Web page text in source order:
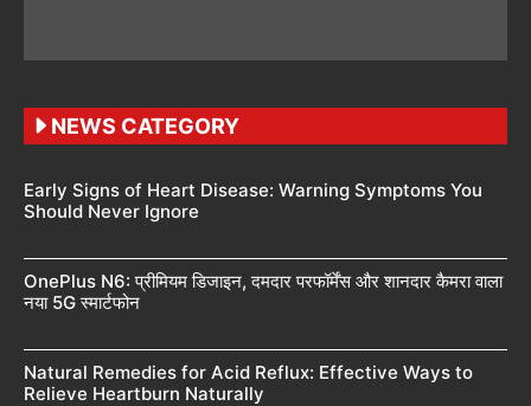
NEWS CATEGORY
Early Signs of Heart Disease: Warning Symptoms You
Should Never Ignore
OnePlus N6: प्रीमियम डिजाइन, दमदार परफॉर्मेंस और शानदार कैमरा वाला
नया 5G स्मार्टफोन
Natural Remedies for Acid Reflux: Effective Ways to
Relieve Heartburn Naturally